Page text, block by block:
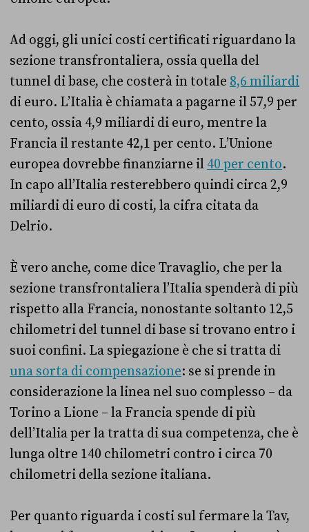
Ad oggi, gli unici costi certificati riguardano la
sezione transfrontaliera, ossia quella del
tunnel di base, che costerà in totale 8,6 miliardi
di euro. L’Italia è chiamata a pagarne il 57,9 per
cento, ossia 4,9 miliardi di euro, mentre la
Francia il restante 42,1 per cento. L’Unione
europea dovrebbe finanziarne il 40 per cento.
In capo all’Italia resterebbero quindi circa 2,9
miliardi di euro di costi, la cifra citata da
Delrio.
È vero anche, come dice Travaglio, che per la
sezione transfrontaliera l’Italia spenderà di più
rispetto alla Francia, nonostante soltanto 12,5
chilometri del tunnel di base si trovano entro i
suoi confini. La spiegazione è che si tratta di
una sorta di compensazione: se si prende in
considerazione la linea nel suo complesso – da
Torino a Lione – la Francia spende di più
dell’Italia per la tratta di sua competenza, che è
lunga oltre 140 chilometri contro i circa 70
chilometri della sezione italiana.
Per quanto riguarda i costi sul fermare la Tav,